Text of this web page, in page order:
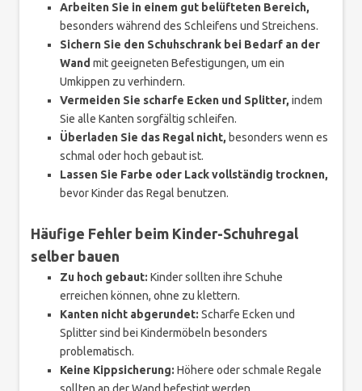
Arbeiten Sie in einem gut belüfteten Bereich,
besonders während des Schleifens und Streichens.
Sichern Sie den Schuhschrank bei Bedarf an der
Wand mit geeigneten Befestigungen, um ein
Umkippen zu verhindern.
Vermeiden Sie scharfe Ecken und Splitter, indem
Sie alle Kanten sorgfältig schleifen.
Überladen Sie das Regal nicht, besonders wenn es
schmal oder hoch gebaut ist.
Lassen Sie Farbe oder Lack vollständig trocknen,
bevor Kinder das Regal benutzen.
Häufige Fehler beim Kinder-Schuhregal
selber bauen
Zu hoch gebaut: Kinder sollten ihre Schuhe
erreichen können, ohne zu klettern.
Kanten nicht abgerundet: Scharfe Ecken und
Splitter sind bei Kindermöbeln besonders
problematisch.
Keine Kippsicherung: Höhere oder schmale Regale